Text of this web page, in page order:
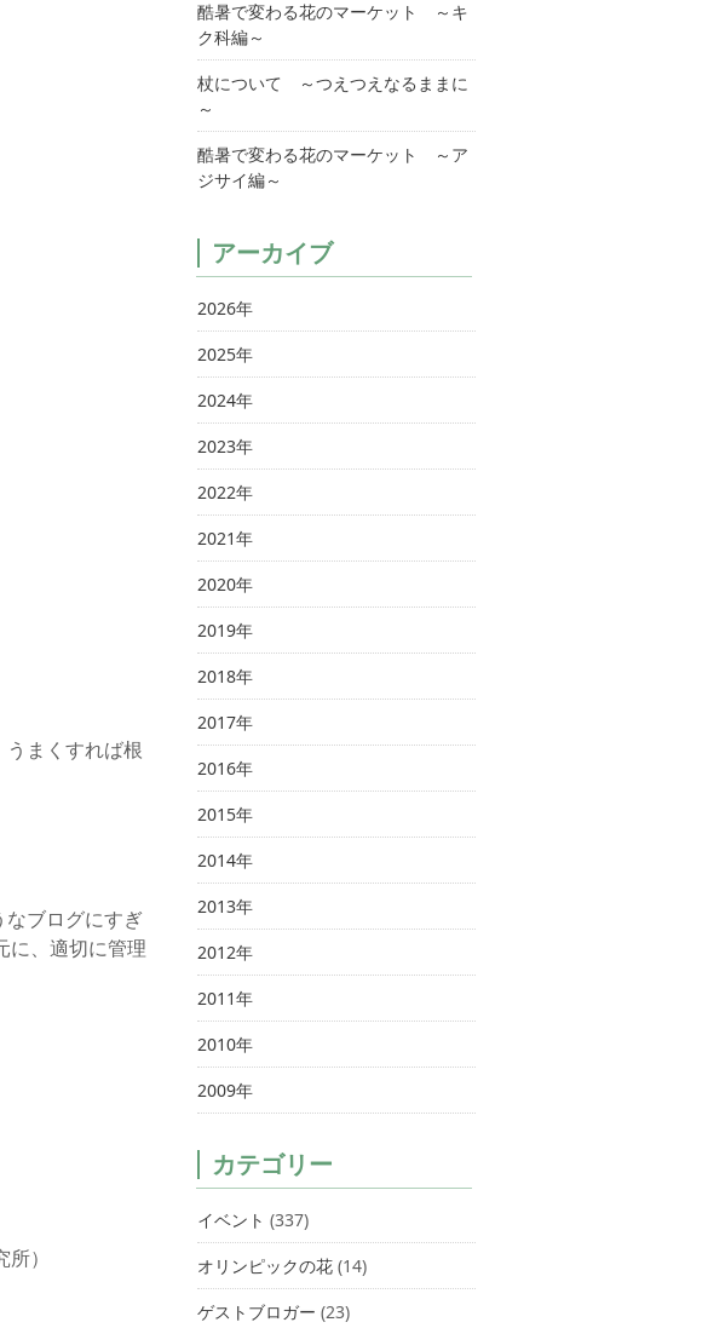
まくすれば根
ブログにすぎ
に、適切に管理
）
酷暑で変わる花のマーケット ～キ
ク科編～
杖について ～つえつえなるままに
～
酷暑で変わる花のマーケット ～ア
ジサイ編～
アーカイブ
2026年
2025年
2024年
2023年
2022年
2021年
2020年
2019年
2018年
2017年
2016年
2015年
2014年
2013年
2012年
2011年
2010年
2009年
カテゴリー
イベント (337)
オリンピックの花 (14)
ゲストブロガー (23)